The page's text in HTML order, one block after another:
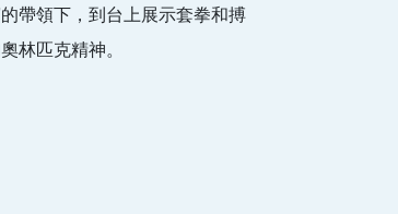
帶領下，到台上展示套拳和搏
林匹克精神。